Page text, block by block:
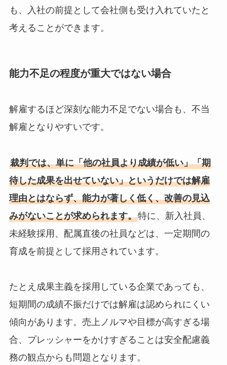
も、入社の前提として会社側も受け入れていたと
考えることができます。
能力不足の程度が重大ではない場合
解雇するほど深刻な能力不足でない場合も、不当
解雇となりやすいです。
裁判では、単に「他の社員より成績が低い」「期
待した成果を出せていない」というだけでは解雇
理由とはならず、能力が著しく低く、改善の見込
みがないことが求められます。特に、新入社員、
未経験採用、配属直後の社員などは、一定期間の
育成を前提として採用されています。
たとえ成果主義を採用している企業であっても、
短期間の成績不振だけでは解雇は認められにくい
傾向があります。売上ノルマや目標が高すぎる場
合、プレッシャーをかけすぎることは安全配慮義
務の観点からも問題となります。